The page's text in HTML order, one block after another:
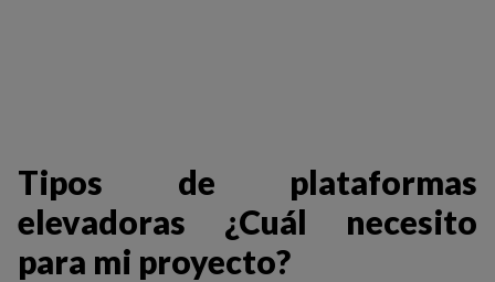
Tipos de plataformas
elevadoras ¿Cuál necesito
para mi proyecto?